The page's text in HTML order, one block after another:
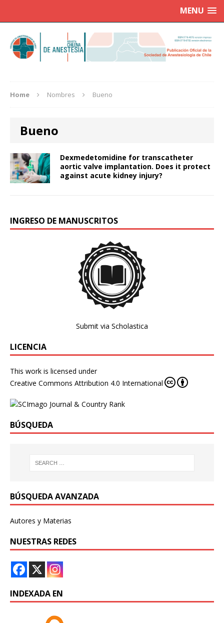
MENU
Home Nombres Bueno
Bueno
Dexmedetomidine for transcatheter
aortic valve implantation. Does it protect
against acute kidney injury?
INGRESO DE MANUSCRITOS
Submit via Scholastica
LICENCIA
This work is licensed under
Creative Commons Attribution 4.0 International
BÚSQUEDA
BÚSQUEDA AVANZADA
Autores y Materias
NUESTRAS REDES
INDEXADA EN